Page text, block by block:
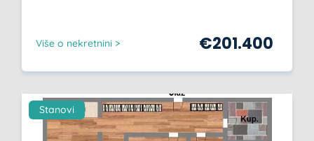
Više o nekretnini > €201.400
Stanovi